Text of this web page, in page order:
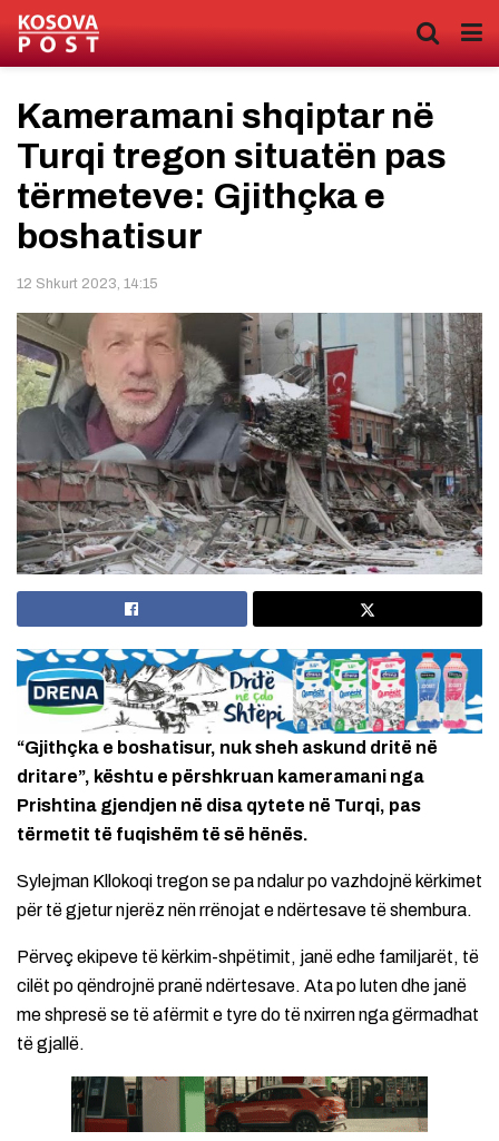
Kameramani shqiptar në
Turqi tregon situatën pas
tërmeteve: Gjithçka e
boshatisur
12 Shkurt 2023, 14:15
“Gjithçka e boshatisur, nuk sheh askund dritë në
dritare”, kështu e përshkruan kameramani nga
Prishtina gjendjen në disa qytete në Turqi, pas
tërmetit të fuqishëm të së hënës.
Sylejman Kllokoqi tregon se pa ndalur po vazhdojnë kërkimet
për të gjetur njerëz nën rrënojat e ndërtesave të shembura.
Përveç ekipeve të kërkim-shpëtimit, janë edhe familjarët, të
cilët po qëndrojnë pranë ndërtesave. Ata po luten dhe janë
me shpresë se të afërmit e tyre do të nxirren nga gërmadhat
të gjallë.